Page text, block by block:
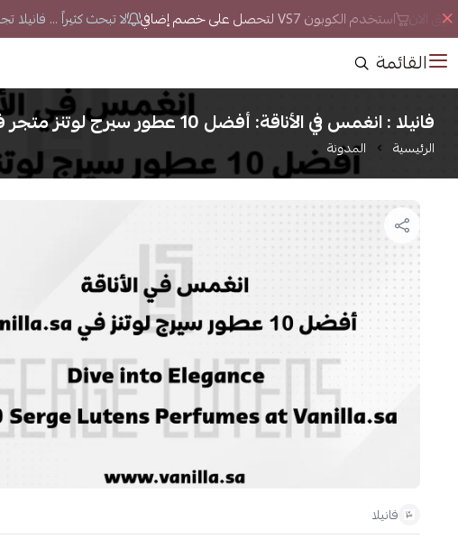
استخدم الكوبون VS7 لتحصل على خصم إضافي لا تبحث كثيراً ... فانيلا
القائمة
فانيلا : انغمس في الأناقة: أفضل 10 عطور سيرج لوتنز متجر فانيلا
الرئيسية المدونة
فانيلا